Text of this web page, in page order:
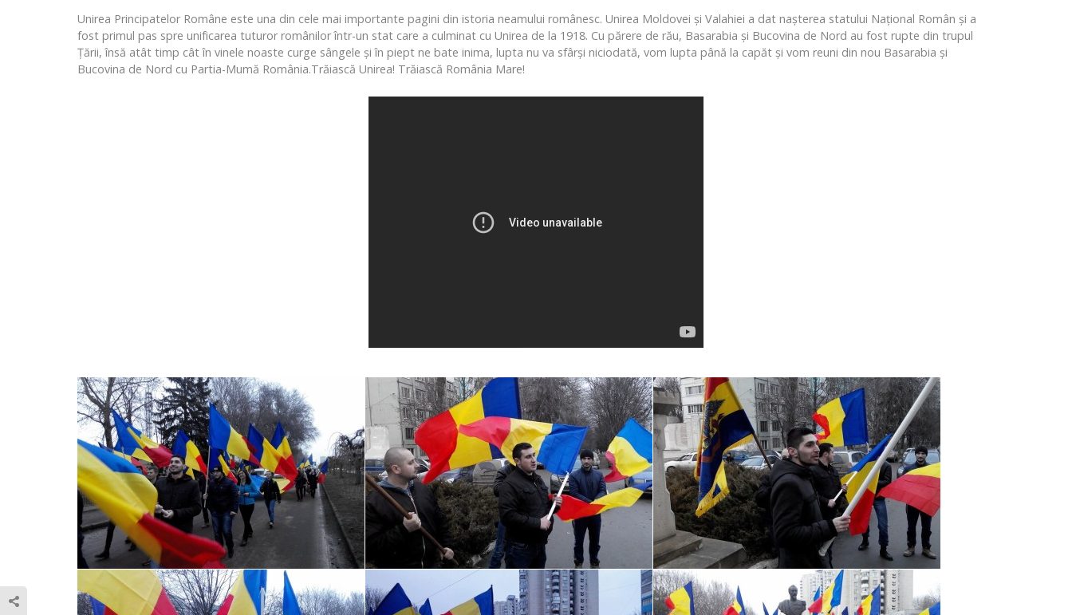
Unirea Principatelor Române este una din cele mai importante pagini din istoria neamului românesc. Unirea Moldovei și Valahiei a dat nașterea statului Național Român și a
fost primul pas spre unificarea tuturor românilor într-un stat care a culminat cu Unirea de la 1918. Cu părere de rău, Basarabia și Bucovina de Nord au fost rupte din trupul
Țării, însă atât timp cât în vinele noaste curge sângele și în piept ne bate inima, lupta nu va sfârși niciodată, vom lupta până la capăt și vom reuni din nou Basarabia și
Bucovina de Nord cu Partia-Mumă România.Trăiască Unirea! Trăiască România Mare!